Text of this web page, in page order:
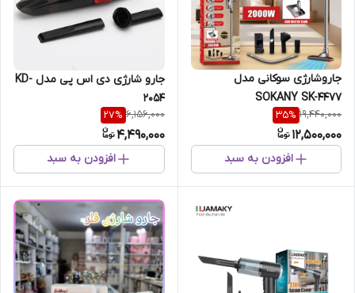
جاروشارژی سوکانی مدل
SOKANY SK-4477
19,440,000
35%
12,500,000
افزودن به سبد
جارو شارژی دی اس پی مدل KD-
2054
6,156,000
27%
4,490,000
افزودن به سبد